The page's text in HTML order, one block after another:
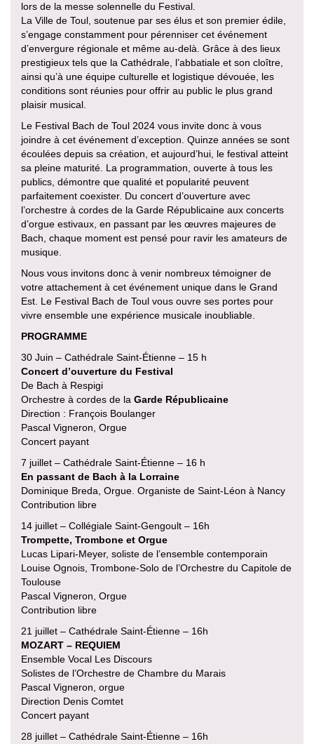
lors de la messe solennelle du Festival.
La Ville de Toul, soutenue par ses élus et son premier édile,
s’engage constamment pour pérenniser cet événement
d’envergure régionale et même au-delà. Grâce à des lieux
prestigieux tels que la Cathédrale, l’abbatiale et son cloître,
ainsi qu’à une équipe culturelle et logistique dévouée, les
conditions sont réunies pour offrir au public le plus grand
plaisir musical.
Le Festival Bach de Toul 2024 vous invite donc à vous
joindre à cet événement d’exception. Quinze années se sont
écoulées depuis sa création, et aujourd’hui, le festival atteint
sa pleine maturité. La programmation, ouverte à tous les
publics, démontre que qualité et popularité peuvent
parfaitement coexister. Du concert d’ouverture avec
l’orchestre à cordes de la Garde Républicaine aux concerts
d’orgue estivaux, en passant par les œuvres majeures de
Bach, chaque moment est pensé pour ravir les amateurs de
musique.
Nous vous invitons donc à venir nombreux témoigner de
votre attachement à cet événement unique dans le Grand
Est. Le Festival Bach de Toul vous ouvre ses portes pour
vivre ensemble une expérience musicale inoubliable.
PROGRAMME
30 Juin – Cathédrale Saint-Étienne – 15 h
Concert d’ouverture du Festival
De Bach à Respigi
Orchestre à cordes de la Garde Républicaine
Direction : François Boulanger
Pascal Vigneron, Orgue
Concert payant
7 juillet – Cathédrale Saint-Étienne – 16 h
En passant de Bach à la Lorraine
Dominique Breda, Orgue. Organiste de Saint-Léon à Nancy
Contribution libre
14 juillet – Collégiale Saint-Gengoult – 16h
Trompette, Trombone et Orgue
Lucas Lipari-Meyer, soliste de l’ensemble contemporain
Louise Ognois, Trombone-Solo de l’Orchestre du Capitole de
Toulouse
Pascal Vigneron, Orgue
Contribution libre
21 juillet – Cathédrale Saint-Étienne – 16h
MOZART – REQUIEM
Ensemble Vocal Les Discours
Solistes de l’Orchestre de Chambre du Marais
Pascal Vigneron, orgue
Direction Denis Comtet
Concert payant
28 juillet – Cathédrale Saint-Étienne – 16h